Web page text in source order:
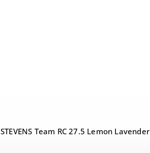
STEVENS Team RC 27.5 Lemon Lavender